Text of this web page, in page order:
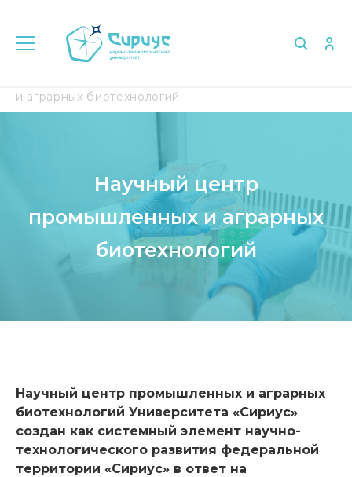
и аграрных биотехнологий
Научный центр
промышленных и аграрных
биотехнологий
Научный центр промышленных и аграрных
биотехнологий Университета «Сириус»
создан как системный элемент научно-
технологического развития федеральной
территории «Сириус» в ответ на